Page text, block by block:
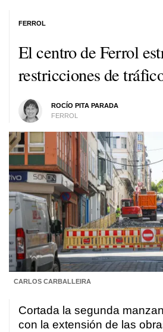
El centro de Ferrol
restricciones de
ROCÍO PITA PARADA
FERROL
FERROL
CARLOS CARBALLEIRA
Cortada la segunda
con la extensión de las